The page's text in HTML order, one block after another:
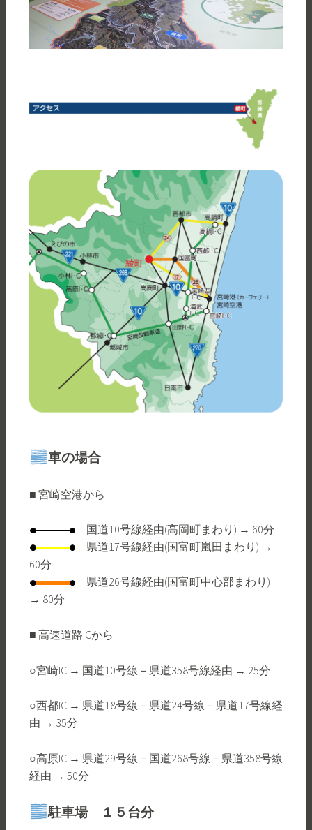
車の場合
■ 宮崎空港から
国道10号線経由(高岡町まわり) → 60分
県道17号線経由(国富町嵐田まわり) →
60分
県道26号線経由(国富町中心部まわり)
→ 80分
■ 高速道路ICから
○宮崎IC → 国道10号線－県道358号線経由 → 25分
○西都IC → 県道18号線－県道24号線－県道17号線経
由 → 35分
○高原IC → 県道29号線－国道268号線－県道358号線
経由 → 50分
駐車場 １５台分